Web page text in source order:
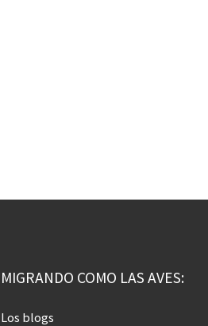
MIGRANDO COMO LAS AVES:
Los blogs